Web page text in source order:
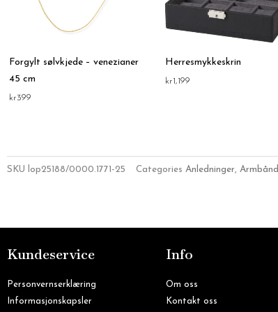
Forgylt sølvkjede – venezianer
45 cm
kr399
Herresmykkeskrin
kr1,199
SKU lop25188/0000.1771-25 Categories Anledninger, Armbånd
Kundeservice
Personvernserklæring
Informasjonskapsler
Info
Om oss
Kontakt oss